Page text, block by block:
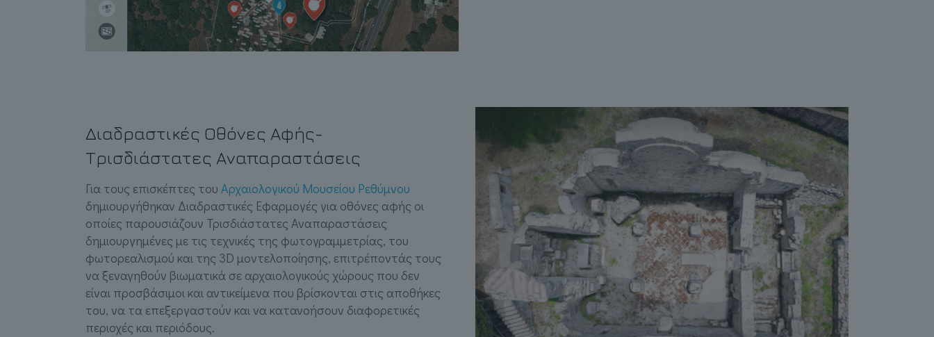
Διαδραστικές Οθόνες Αφής-
Τρισδιάστατες Αναπαραστάσεις
Για τους επισκέπτες του Αρχαιολογικού Μουσείου Ρεθύμνου
δημιουργήθηκαν Διαδραστικές Εφαρμογές για οθόνες αφής οι
οποίες παρουσιάζουν Τρισδιάστατες Αναπαραστάσεις
δημιουργημένες με τις τεχνικές της φωτογραμμετρίας, του
φωτορεαλισμού και της 3D μοντελοποίησης, επιτρέποντάς τους
να ξεναγηθούν βιωματικά σε αρχαιολογικούς χώρους που δεν
είναι προσβάσιμοι και αντικείμενα που βρίσκονται στις αποθήκες
του, να τα επεξεργαστούν και να κατανοήσουν διαφορετικές
περιοχές και περιόδους.